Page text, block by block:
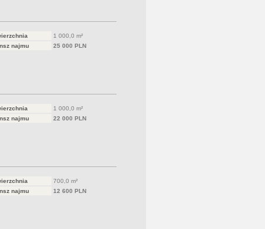
1 000,0 m²
najmu
25 000 PLN
1 000,0 m²
najmu
22 000 PLN
700,0 m²
najmu
12 600 PLN